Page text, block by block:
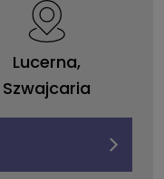
Lucerna,
Szwajcaria